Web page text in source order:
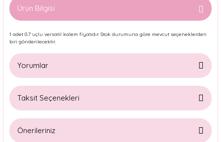
Ürün Bilgisi
1 adet 0.7 uçlu versatil kalem fiyatıdır. Stok durumuna göre mevcut seçeneklerden
biri gönderilecektir.
Yorumlar
Taksit Seçenekleri
Önerileriniz